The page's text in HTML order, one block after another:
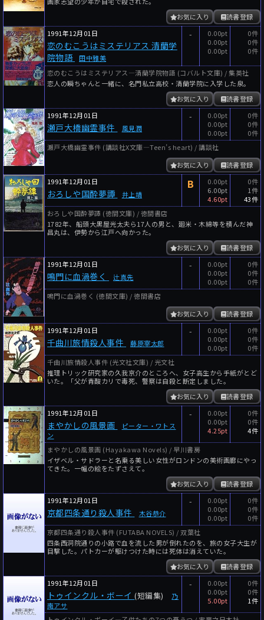
読書登録
お気に入り
1991年12月01日
恋のむこうはミステリアス 清蘭学
院物語
田中雅美
-
0.00pt
0.00pt
0.00pt
0件
0件
0件
恋のむこうはミステリアス―清蘭学院物語 (コバルト文庫) / 集英社
恋人の瞬ちゃんと一緒に、名門私立高校・清蘭学院に入学した泉。
読書登録
お気に入り
1991年12月01日
瀬戸大橋幽霊事件 風見潤
-
0.00pt
0.00pt
0.00pt
0件
0件
0件
瀬戸大橋幽霊事件 (講談社X文庫―Teen’s heart) / 講談社
読書登録
お気に入り
1991年12月01日
おろしや国酔夢譚 井上靖
B
0.00pt
6.00pt
4.60pt
0件
1件
43件
おろしや国酔夢譚 (徳間文庫) / 徳間書店
1782年、船頭大黒屋光太夫ら17人の男と、廻米・木綿等を積んだ神
昌丸は、伊勢から江戸へ向かった。
読書登録
お気に入り
1991年12月01日
鳴門に血渦巻く 辻真先
-
0.00pt
0.00pt
0.00pt
0件
0件
0件
鳴門に血渦巻く (徳間文庫) / 徳間書店
読書登録
お気に入り
1991年12月01日
千曲川旅情殺人事件 藤原宰太郎
-
0.00pt
0.00pt
0.00pt
0件
0件
0件
千曲川旅情殺人事件 (光文社文庫) / 光文社
推理トリック研究家の久我京介のところへ、女子高生から手紙がとど
いた。「父が青酸カリで毒死、警察は自殺と断定しました。
読書登録
お気に入り
1991年12月01日
まやかしの風景画
ピーター・ワトス
ン
-
0.00pt
0.00pt
4.25pt
0件
0件
4件
まやかしの風景画 (Hayakawa Novels) / 早川書房
イザベル・サドラーと名乗る美しい女性がロンドンの美術画廊にやっ
てきた。一幅の絵をたずさえて。
読書登録
お気に入り
1991年12月01日
京都四条通り殺人事件 木谷恭介
-
0.00pt
0.00pt
0.00pt
0件
0件
0件
京都四条通り殺人事件 (FUTABA NOVELS) / 双葉社
四条西洞院通りの小路で血を流した男が倒れたのを、旅の女子大生が
目撃した。パトカーが駆けつけた時には死体は消えていた。
読書登録
お気に入り
1991年12月01日
トゥインクル・ボーイ (短編集)
乃
南アサ
-
0.00pt
0.00pt
5.00pt
0件
0件
1件